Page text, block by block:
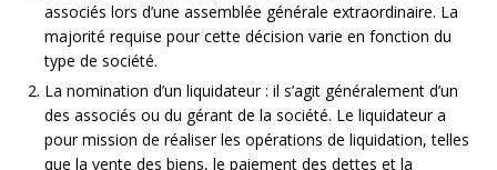
associés lors d’une assemblée générale extraordinaire. La
majorité requise pour cette décision varie en fonction du
type de société.
La nomination d’un liquidateur : il s’agit généralement d’un
des associés ou du gérant de la société. Le liquidateur a
pour mission de réaliser les opérations de liquidation, telles
que la vente des biens, le paiement des dettes et la